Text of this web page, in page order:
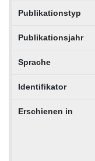
Publikationstyp
Publikationsjahr
Sprache
Identifikator
Erschienen in